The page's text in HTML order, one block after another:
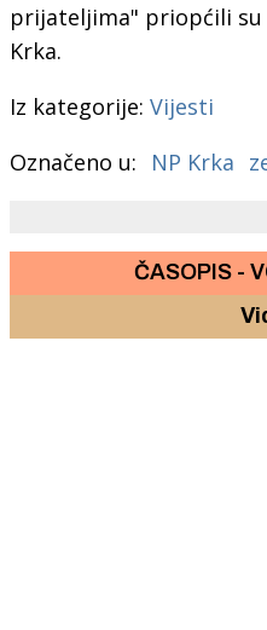
prijateljima" priopćili su
Krka.
Iz kategorije: Vijesti
Označeno u:
NP Krka
ČASOPIS -